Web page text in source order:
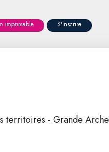
imprimable S'inscrire
territoires - Grande Arche